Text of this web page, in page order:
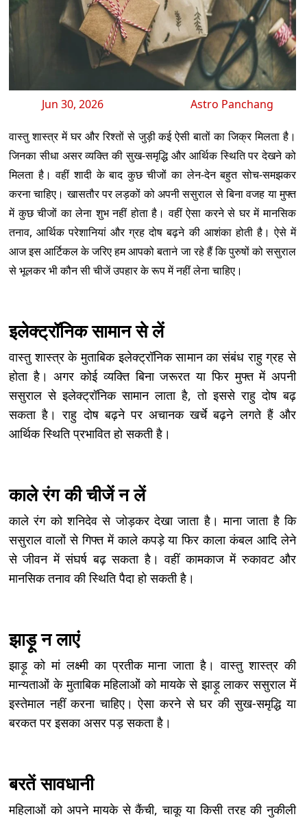
Jun 30, 2026 Astro Panchang
वास्तु शास्त्र में घर और रिश्तों से जुड़ी कई ऐसी बातों का जिक्र मिलता है।
जिनका सीधा असर व्यक्ति की सुख-समृद्धि और आर्थिक स्थिति पर देखने को
मिलता है। वहीं शादी के बाद कुछ चीजों का लेन-देन बहुत सोच-समझकर
करना चाहिए। खासतौर पर लड़कों को अपनी ससुराल से बिना वजह या मुफ्त
में कुछ चीजों का लेना शुभ नहीं होता है। वहीं ऐसा करने से घर में मानसिक
तनाव, आर्थिक परेशानियां और ग्रह दोष बढ़ने की आशंका होती है। ऐसे में
आज इस आर्टिकल के जरिए हम आपको बताने जा रहे हैं कि पुरुषों को ससुराल
से भूलकर भी कौन सी चीजें उपहार के रूप में नहीं लेना चाहिए।
इलेक्ट्रॉनिक सामान से लें
वास्तु शास्त्र के मुताबिक इलेक्ट्रॉनिक सामान का संबंध राहु ग्रह से
होता है। अगर कोई व्यक्ति बिना जरूरत या फिर मुफ्त में अपनी
ससुराल से इलेक्ट्रॉनिक सामान लाता है, तो इससे राहु दोष बढ़
सकता है। राहु दोष बढ़ने पर अचानक खर्चे बढ़ने लगते हैं और
आर्थिक स्थिति प्रभावित हो सकती है।
काले रंग की चीजें न लें
काले रंग को शनिदेव से जोड़कर देखा जाता है। माना जाता है कि
ससुराल वालों से गिफ्त में काले कपड़े या फिर काला कंबल आदि लेने
से जीवन में संघर्ष बढ़ सकता है। वहीं कामकाज में रुकावट और
मानसिक तनाव की स्थिति पैदा हो सकती है।
झाड़ू न लाएं
झाड़ू को मां लक्ष्मी का प्रतीक माना जाता है। वास्तु शास्त्र की
मान्यताओं के मुताबिक महिलाओं को मायके से झाड़ू लाकर ससुराल में
इस्तेमाल नहीं करना चाहिए। ऐसा करने से घर की सुख-समृद्धि या
बरकत पर इसका असर पड़ सकता है।
बरतें सावधानी
महिलाओं को अपने मायके से कैंची, चाकू या किसी तरह की नुकीली